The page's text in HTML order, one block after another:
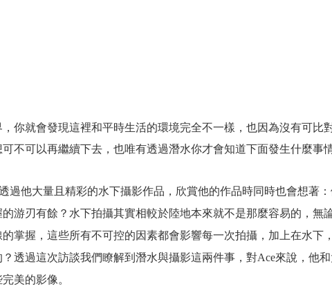
，你就會發現這裡和平時生活的環境完全不一樣，也因為沒有可比
不可以再繼續下去，也唯有透過潛水你才會知道下面發生什麼事
過他大量且精彩的水下攝影作品，欣賞他的作品時同時也會想著
游刃有餘？水下拍攝其實相較於陸地本來就不是那麼容易的，無
掌握，這些所有不可控的因素都會影響每一次拍攝，加上在水下
透過這次訪談我們瞭解到潛水與攝影這兩件事，對Ace來說，他
美的影像。